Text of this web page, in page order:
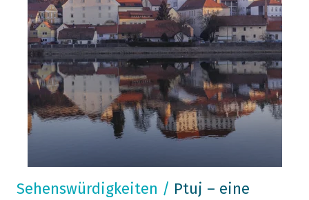
Sehenswürdigkeiten / Ptuj – eine